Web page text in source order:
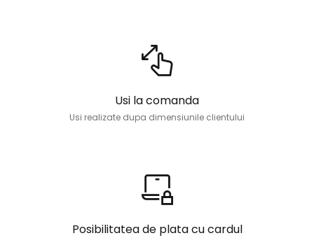
Usi la comanda
Usi realizate dupa dimensiunile clientului
Posibilitatea de plata cu cardul